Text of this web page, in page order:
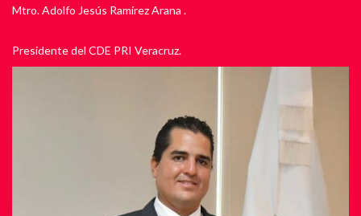
Mtro. Adolfo Jesús Ramírez Arana .
Presidente del CDE PRI Veracruz.